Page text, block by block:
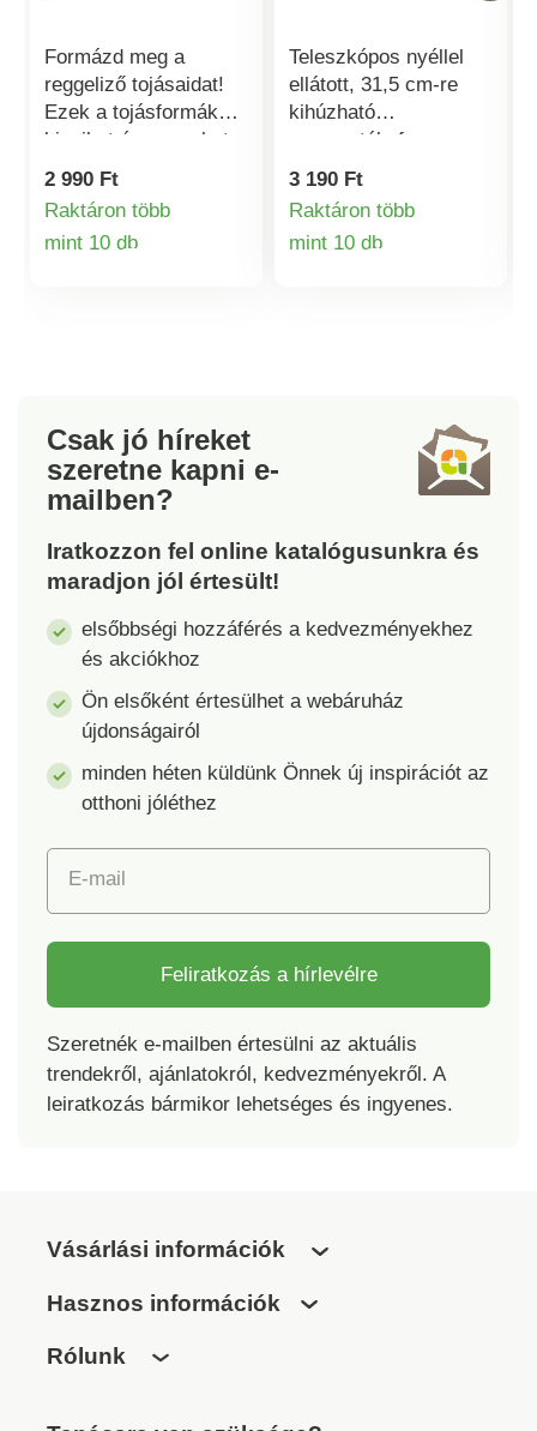
Formázd meg a
reggeliző tojásaidat!
Ezek a tojásformák
kicsiket és nagyokat
egyaránt el fognak
büféasztalon. Nagyon
egyszerű. Egyszerűen
nyuszivá, szívvé,
plüssmackóvá,
autóvá, hallá vagy
Fagyasztóba és
mosogatógépbe is
műanyag. Méretek: 7
x 7 x 4,5 cm.
2 990 Ft
Raktáron több
mint 10 dbTermékinformációk
Teleszkópos nyéllel
ellátott, 31,5 cm-re
kihúzható
mosogatókefe,
amellyel könnyedén
magas poharak, vázák
alját vagy más
3 190 Ft
Raktáron több
mint 10 db
Csak jó híreket
szeretne kapni e-
mailben?
Iratkozzon fel online katalógusunkra és
maradjon jól értesült!
elsőbbségi hozzáférés a kedvezményekhez
és akciókhoz
Ön elsőként értesülhet a webáruház
újdonságairól
minden héten küldünk Önnek új inspirációt az
otthoni jóléthez
E-mail
Feliratkozás a hírlevélre
Szeretnék e-mailben értesülni az aktuális
trendekről, ajánlatokról, kedvezményekről. A
leiratkozás bármikor lehetséges és ingyenes.
Vásárlási információk
Hasznos információk
Rólunk